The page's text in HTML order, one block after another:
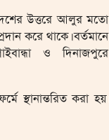
উত্তরে আলুর মতো
করে থাকে। বর্তমানে
ও দিনাজপুরে
স্থানান্তরিত করা হয়।